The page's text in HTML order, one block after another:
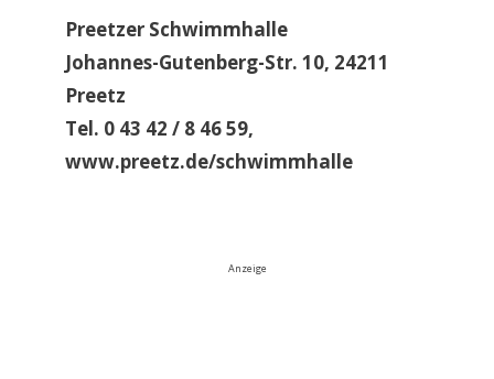
Preetzer Schwimmhalle
Johannes-Gutenberg-Str. 10, 24211
Preetz
Tel. 0 43 42 / 8 46 59,
www.preetz.de/schwimmhalle
Anzeige